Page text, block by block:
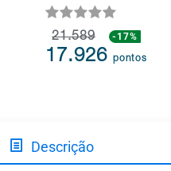
21.589 -17%
17.926pontos
Descrição